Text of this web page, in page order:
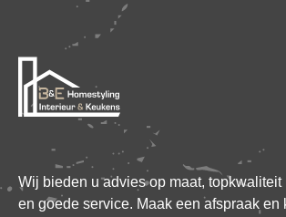
Wij bieden u advies op maat, topkwaliteit
en goede service. Maak een afspraak en